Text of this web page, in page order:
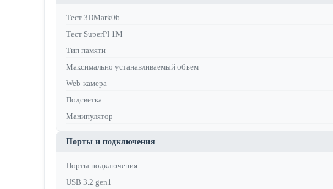
Тест 3DMark06
Тест SuperPI 1M
Тип памяти
Максимально устанавливаемый объем
Web-камера
Подсветка
Манипулятор
Порты и подключения
Порты подключения
USB 3.2 gen1